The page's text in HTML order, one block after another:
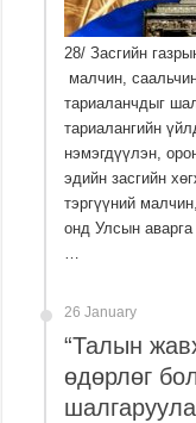
28/ Засгийн
малчин,
тариаланчдыг
тариалангийн
нэмэгдүүлэн,
эдийн засгийн
тэргүүний
онд Улсын
…
26 January
“Талын
өдөрлөг